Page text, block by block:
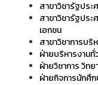
สาขาวิชารัฐปร
สาขาวิชารัฐปร
เอกชน
สาขาวิชาการบริ
ฝ่ายบริหารงาน
ฝ่ายวิชาการ วิท
ฝ่ายกิจการนักศึ